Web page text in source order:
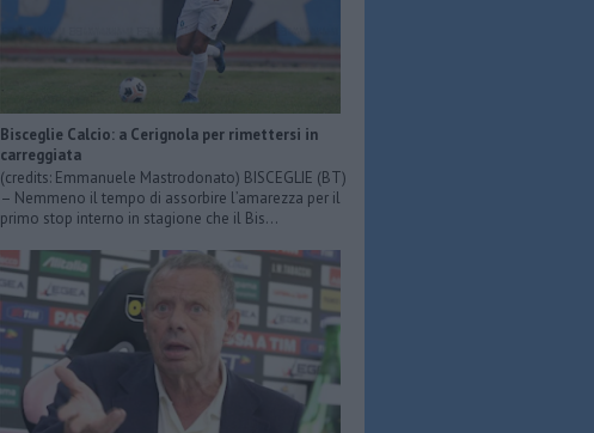
Bisceglie Calcio: a Cerignola per rimettersi in
carreggiata
(credits: Emmanuele Mastrodonato) BISCEGLIE (BT)
– Nemmeno il tempo di assorbire l’amarezza per il
primo stop interno in stagione che il Bis...